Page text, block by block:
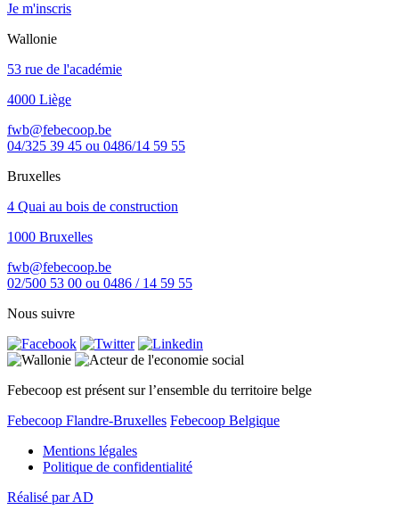
Je m'inscris
Wallonie
53 rue de l'académie
4000 Liège
fwb@febecoop.be
04/325 39 45 ou 0486/14 59 55
Bruxelles
4 Quai au bois de construction
1000 Bruxelles
fwb@febecoop.be
02/500 53 00 ou 0486 / 14 59 55
Nous suivre
Febecoop est présent sur l’ensemble du territoire belge
Febecoop Flandre-Bruxelles Febecoop Belgique
Mentions légales
Politique de confidentialité
Réalisé par AD